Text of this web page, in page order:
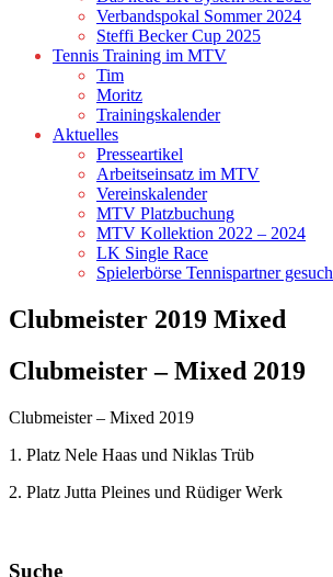
Verbandspokal Sommer 2024
Steffi Becker Cup 2025
Tennis Training im MTV
Tim
Moritz
Trainingskalender
Aktuelles
Presseartikel
Arbeitseinsatz im MTV
Vereinskalender
MTV Platzbuchung
MTV Kollektion 2022 – 2024
LK Single Race
Spielerbörse Tennispartner
Clubmeister 2019 Mixed
Clubmeister – Mixed 2019
Clubmeister – Mixed 2019
1. Platz Nele Haas und Niklas Trüb
2. Platz Jutta Pleines und Rüdiger Werk
Suche